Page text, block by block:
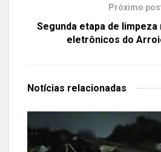
Próximo
Segunda etapa de
eletrônicos do
Notícias relacionadas